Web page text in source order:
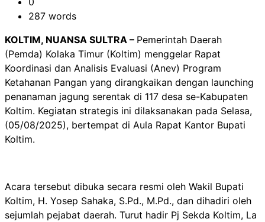
287 words
KOLTIM, NUANSA SULTRA – Pemerintah Daerah
(Pemda) Kolaka Timur (Koltim) menggelar Rapat
Koordinasi dan Analisis Evaluasi (Anev) Program
Ketahanan Pangan yang dirangkaikan dengan launching
penanaman jagung serentak di 117 desa se-Kabupaten
Koltim. Kegiatan strategis ini dilaksanakan pada Selasa,
(05/08/2025), bertempat di Aula Rapat Kantor Bupati
Koltim.
Acara tersebut dibuka secara resmi oleh Wakil Bupati
Koltim, H. Yosep Sahaka, S.Pd., M.Pd., dan dihadiri oleh
sejumlah pejabat daerah. Turut hadir Pj Sekda Koltim, La